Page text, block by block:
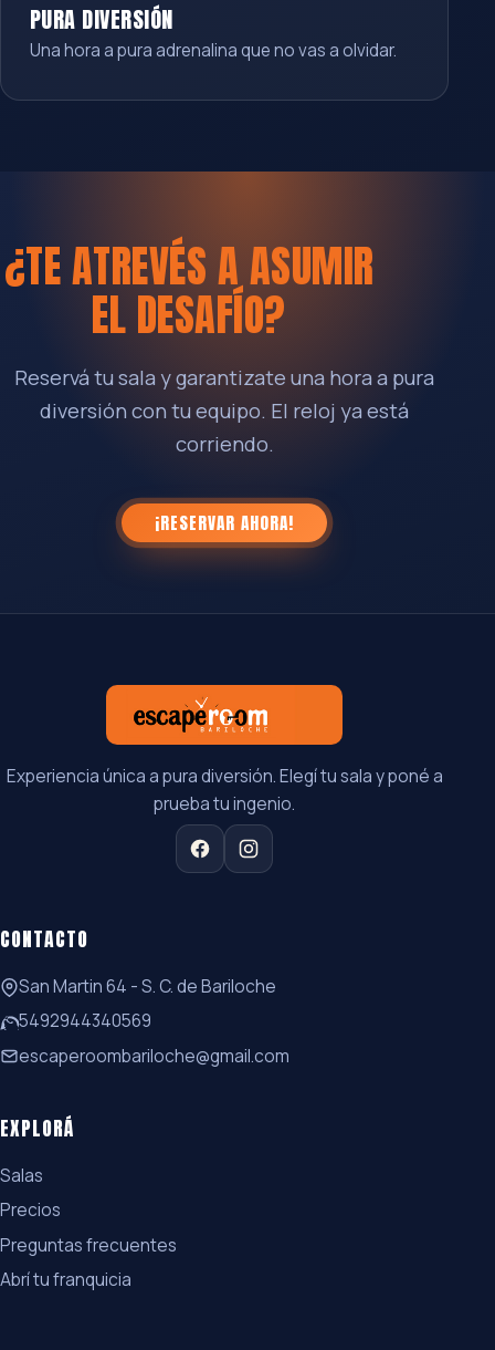
PURA DIVERSIÓN
Una hora a pura adrenalina que no vas a olvidar.
¿TE ATREVÉS A ASUMIR
EL DESAFÍO?
Reservá tu sala y garantizate una hora a pura
diversión con tu equipo. El reloj ya está
corriendo.
¡RESERVAR AHORA!
Experiencia única a pura diversión. Elegí tu sala y poné a
prueba tu ingenio.
CONTACTO
San Martin 64 - S. C. de Bariloche
5492944340569
escaperoombariloche@gmail.com
EXPLORÁ
Salas
Precios
Preguntas frecuentes
Abrí tu franquicia